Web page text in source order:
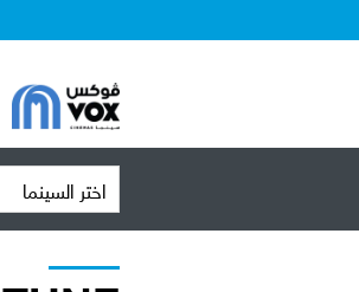
اختر السينما